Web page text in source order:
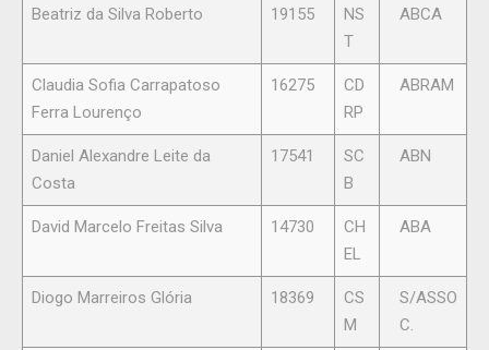
Beatriz da Silva Roberto 19155
NS
T
ABCA
Claudia Sofia Carrapatoso
Ferra Lourenço
16275
CD
RP
ABRAM
Daniel Alexandre Leite da
Costa
17541
SC
B
ABN
David Marcelo Freitas Silva 14730
CH
EL
ABA
Diogo Marreiros Glória 18369
CS
M
S/ASSO
C.